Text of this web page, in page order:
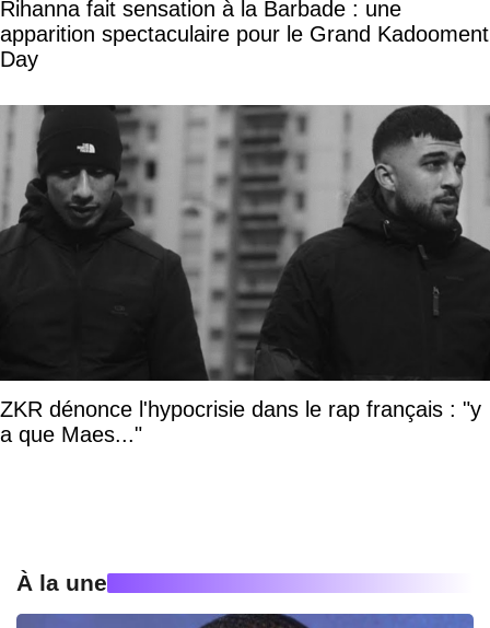
Rihanna fait sensation à la Barbade : une
apparition spectaculaire pour le Grand Kadooment
Day
ZKR dénonce l'hypocrisie dans le rap français : "y
a que Maes..."
À la une